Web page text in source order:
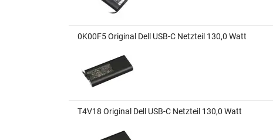
0K00F5 Original Dell USB-C Netzteil 130,0 Watt
T4V18 Original Dell USB-C Netzteil 130,0 Watt